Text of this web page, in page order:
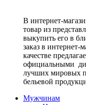
В интернет-
товар из
выкупить его в
заказ в интернет-
качестве
официальными
лучших мировых
бельевой
Мужчинам